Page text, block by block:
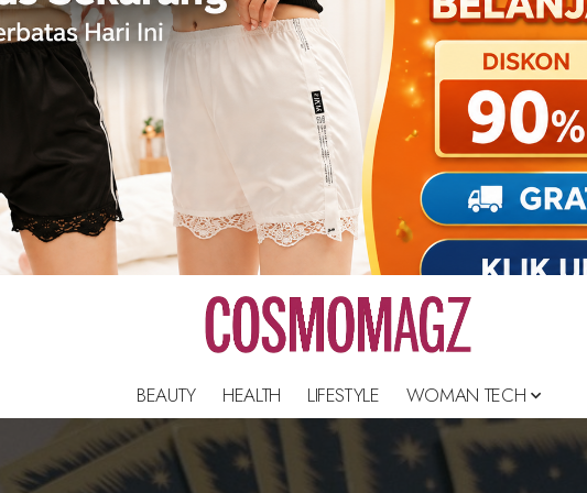
BEAUTY HEALTH LIFESTYLE WOMAN TECH